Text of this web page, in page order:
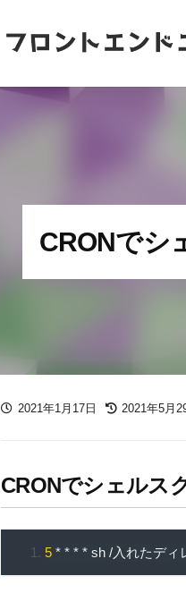
CRONでシ
PUBLISHED
2021年1月17日
LAST
2021年5月
CRONでシェルス
5 * * * * sh /入れたディ